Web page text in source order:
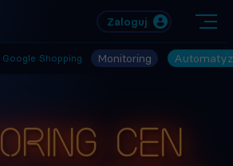
Zaloguj
Shopping Monitoring
cen